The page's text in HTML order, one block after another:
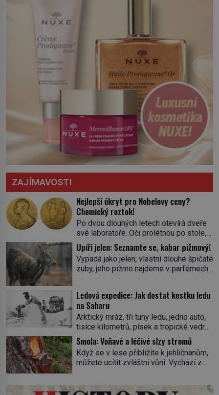
království. Zajistit hodlá především
ZAJÍMAVOSTI
Nejlepší úkryt pro Nobelovy ceny?
Chemický roztok!
Po dvou dlouhých letech otevírá dveře
své laboratoře. Oči prolétnou po stole,
aby pak ulpěly na regálu, kde se nachází
všemožné látky. Hledá žluto-oranžovou
tekutinu, jakmile ji zahlédne, nesmírně
se mu uleví. Teď může svůj plán
skrývá směs s názvem lučavka
královská. Svůj přídomek nemá pro nic
za nic, […]
Upíří jelen: Seznamte se, kabar pižmový!
Vypadá jako jelen, vlastní dlouhé špičaté
zuby, jeho pižmo najdeme v parfémech
jediného zástupce zvířecí říše – kabara
pižmového. V Evropě ho jako první
popíše švédský botanik Carl Linné
(1707–1778), jenže v Asii o něm ví už
celá staletí. Zvíře připomíná jelena,
v kohoutku dosahuje […]
Ledová expedice: Jak dostat kostku ledu
na Saharu
Arktický mráz, tři tuny ledu, jedno auto,
tisíce kilometrů, písek a tropické vedro.
To je ve zkratce zdánlivě nesplnitelná
výzva, která se promění v úžasné
dobrodružství a důkaz, že nic není
nemožné. Vše začíná na podzim 1958
neobvyklou výzvou. Tomu, kdo dokáže
Smola: Voňavé a léčivé slzy stromů
Když se v lese přiblížíte k jehličnanům,
můžete ucítit zvláštní vůni. Vychází z
právě v ní je síla stromu. Smola také